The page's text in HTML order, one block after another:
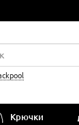
Крючки